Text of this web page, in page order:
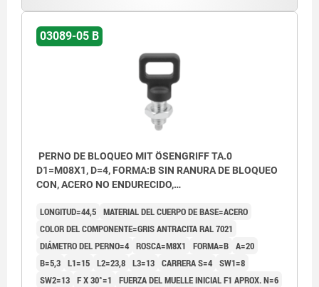
03089-05 B
PERNO DE BLOQUEO MIT ÖSENGRIFF TA.0
D1=M08X1, D=4, FORMA:B SIN RANURA DE BLOQUEO
CON, ACERO NO ENDURECIDO,
LONGITUD=44,5 MATERIAL DEL CUERPO DE BASE=ACERO
COLOR DEL COMPONENTE=GRIS ANTRACITA RAL 7021
DIÁMETRO DEL PERNO=4 ROSCA=M8X1 FORMA=B A=20
B=5,3 L1=15 L2=23,8 L3=13 CARRERA S=4 SW1=8
SW2=13 F X 30°=1
FUERZA DEL MUELLE INICIAL F1 APROX. N=6